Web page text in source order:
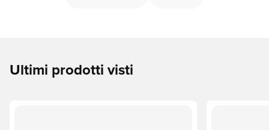
Ultimi prodotti visti